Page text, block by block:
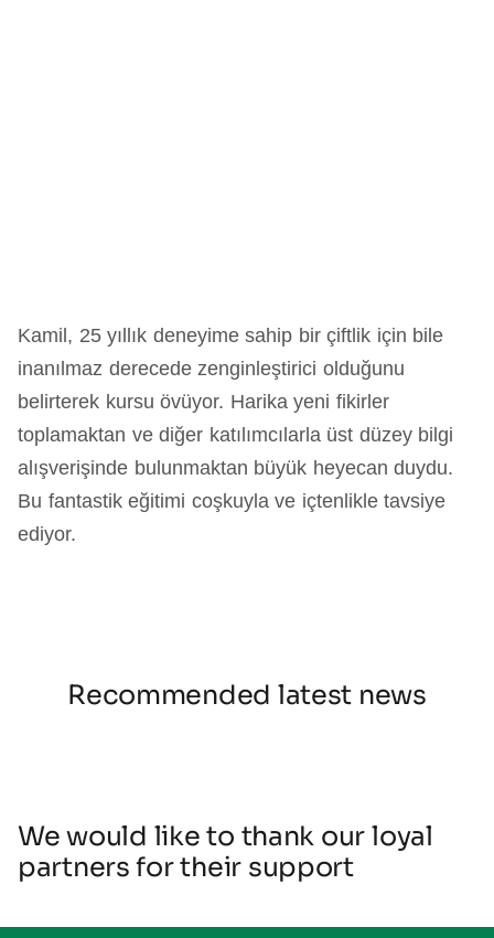
Kamil, 25 yıllık deneyime sahip bir çiftlik için bile
inanılmaz derecede zenginleştirici olduğunu
belirterek kursu övüyor. Harika yeni fikirler
toplamaktan ve diğer katılımcılarla üst düzey bilgi
alışverişinde bulunmaktan büyük heyecan duydu.
Bu fantastik eğitimi coşkuyla ve içtenlikle tavsiye
ediyor.
Recommended latest news
We would like to thank our loyal
partners for their support